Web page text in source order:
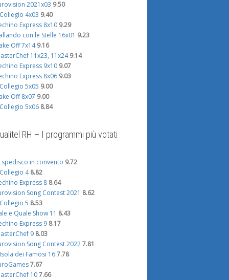
2021x03 9.50
4x03 9.40
Express 8x10 9.29
con le Stelle 16x01 9.23
Off 7x14 9.16
11x23, 11x24 9.14
Express 9x10 9.07
Express 8x06 9.03
5x05 9.00
Off 8x07 9.00
5x06 8.84
RH – I programmi più votati
spedisco in convento 9.72
4 8.82
Express 8 8.64
Song Contest 2021 8.62
5 8.53
e Quale Show 11 8.43
Express 9 8.17
9 8.03
Song Contest 2022 7.81
dei Famosi 16 7.78
7.67
10 7.66